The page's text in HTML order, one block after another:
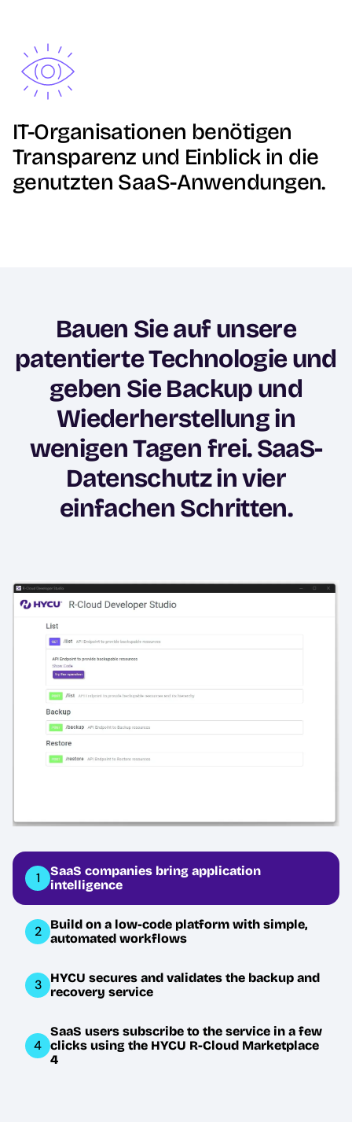
Image
IT-Organisationen benötigen
Transparenz und Einblick in die
genutzten SaaS-Anwendungen.
Bauen Sie auf unsere
patentierte Technologie und
geben Sie Backup und
Wiederherstellung in
wenigen Tagen frei. SaaS-
Datenschutz in vier
einfachen Schritten.
1
SaaS companies bring application
intelligence
2
Build on a low-code platform with simple,
automated workflows
3
HYCU secures and validates the backup and
recovery service
4
SaaS users subscribe to the service in a few
clicks using the HYCU R-Cloud Marketplace
4
Image